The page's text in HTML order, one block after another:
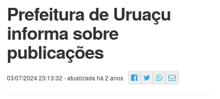
Prefeitura de Uruaçu
informa sobre
publicações
03/07/2024 23:13:32 - atualizada há 2 anos